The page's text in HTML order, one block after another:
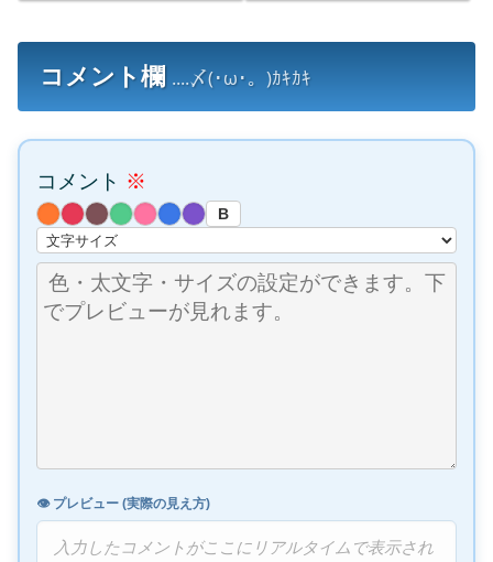
コメント欄 ....〆(･ω･。)ｶｷｶｷ
コメント ※
B
👁️ プレビュー (実際の見え方)
入力したコメントがここにリアルタイムで表示され